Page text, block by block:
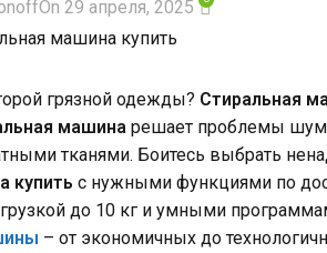
On 29 апреля, 2025
грязной одежды? Стиральная
машина решает проблемы
тканями. Боитесь выбрать
купить с нужными функциями по
до 10 кг и умными
– от экономичных до